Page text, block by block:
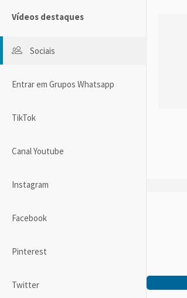
Vídeos destaques
Sociais
Entrar em Grupos Whatsapp
TikTok
Canal Youtube
Instagram
Facebook
Pinterest
Twitter